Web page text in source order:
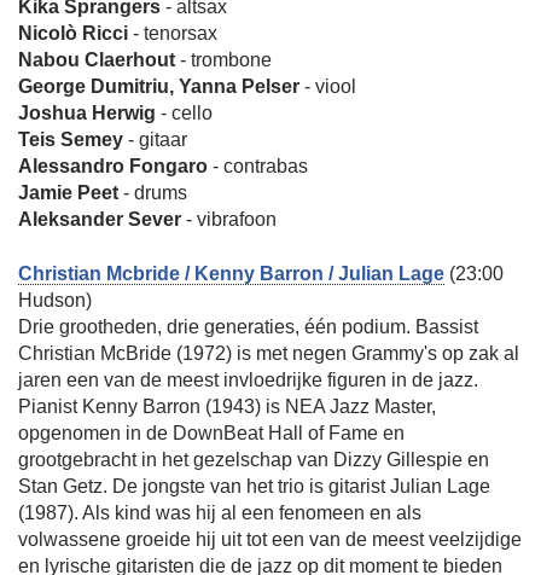
Kika Sprangers - altsax
Nicolò Ricci - tenorsax
Nabou Claerhout - trombone
George Dumitriu, Yanna Pelser - viool
Joshua Herwig - cello
Teis Semey - gitaar
Alessandro Fongaro - contrabas
Jamie Peet - drums
Aleksander Sever - vibrafoon
Christian Mcbride / Kenny Barron / Julian Lage (23:00
Hudson)
Drie grootheden, drie generaties, één podium. Bassist
Christian McBride (1972) is met negen Grammy's op zak al
jaren een van de meest invloedrijke figuren in de jazz.
Pianist Kenny Barron (1943) is NEA Jazz Master,
opgenomen in de DownBeat Hall of Fame en
grootgebracht in het gezelschap van Dizzy Gillespie en
Stan Getz. De jongste van het trio is gitarist Julian Lage
(1987). Als kind was hij al een fenomeen en als
volwassene groeide hij uit tot een van de meest veelzijdige
en lyrische gitaristen die de jazz op dit moment te bieden